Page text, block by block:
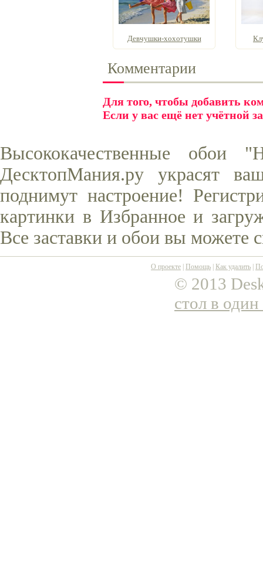
Девчушки-хохотушки
Комментарии
Для того, чтобы добавить
Если у вас ещё нет учётной
Высококачественные
ДесктопМания.ру украсят
поднимут настроение!
картинки в Избранное и
Все заставки и обои вы можете
О проекте Помощь Как удалить
© 2013
стол в